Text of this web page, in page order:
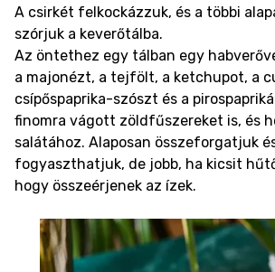
A csirkét felkockázzuk, és a többi
szórjuk a keverőtálba.
Az öntethez egy tálban egy
a majonézt, a tejfölt, a ketchupot, a
csípőspaprika-szószt és a
finomra vágott zöldfűszereket is, és
salátához. Alaposan összeforgatjuk
fogyaszthatjuk, de jobb, ha kicsit
hogy összeérjenek az ízek.